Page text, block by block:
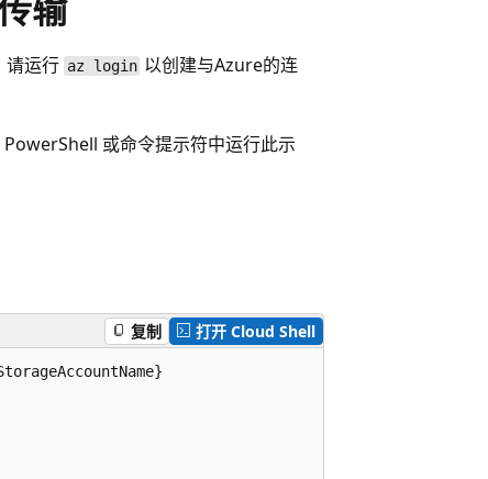
请运行 az login 以创建与Azure的连
或命令提示符中运行此示
复制 打开 Cloud Shell